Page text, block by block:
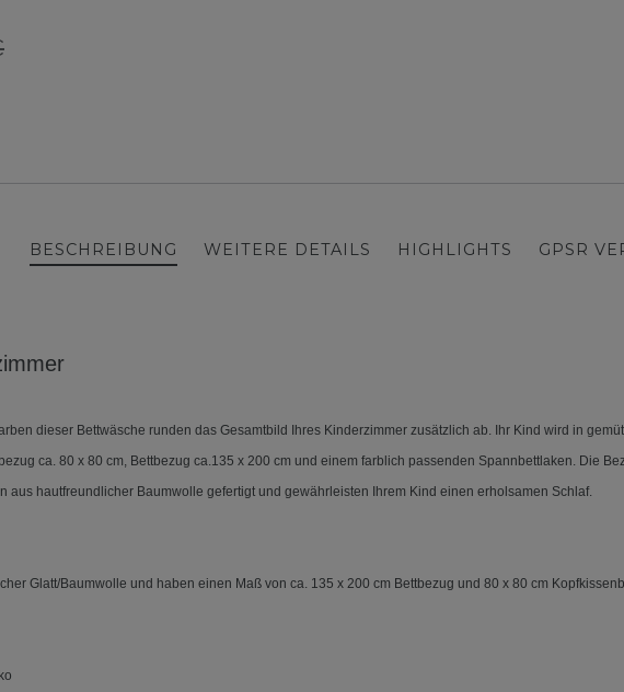
BESCHREIBUNG WEITERE DETAILS HIGHLIGHTS GPSR
dieser Bettwäsche runden das Gesamtbild Ihres Kinderzimmer zusätzlich ab. Ihr Kind wird in
ca. 80 x 80 cm, Bettbezug ca.135 x 200 cm und einem farblich passenden Spannbettlaken. Die
aus hautfreundlicher Baumwolle gefertigt und gewährleisten Ihrem Kind einen erholsamen Schlaf.
Glatt/Baumwolle und haben einen Maß von ca. 135 x 200 cm Bettbezug und 80 x 80 cm